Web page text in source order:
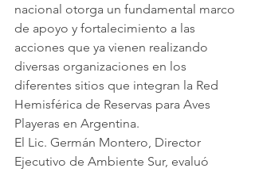
nacional otorga un fundamental marco
de apoyo y fortalecimiento a las
acciones que ya vienen realizando
diversas organizaciones en los
diferentes sitios que integran la Red
Hemisférica de Reservas para Aves
Playeras en Argentina.
El Lic. Germán Montero, Director
Ejecutivo de Ambiente Sur, evaluó